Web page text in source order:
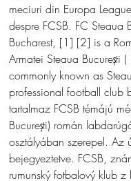
meciuri din Europa
despre FCSB. FC Steaua
Bucharest, [1] [2] is a
Armatei Steaua București
commonly known as
professional football club
tartalmaz FCSB témájú
București) román
osztályában szerepel. Az
bejegyeztetve. FCSB,
rumunský fotbalový klub